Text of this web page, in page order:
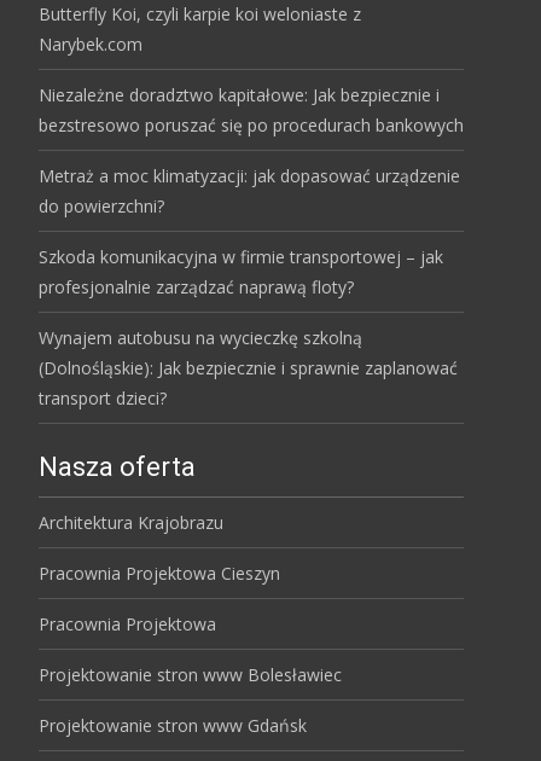
Butterfly Koi, czyli karpie koi weloniaste z
Narybek.com
Niezależne doradztwo kapitałowe: Jak bezpiecznie i
bezstresowo poruszać się po procedurach bankowych
Metraż a moc klimatyzacji: jak dopasować urządzenie
do powierzchni?
Szkoda komunikacyjna w firmie transportowej – jak
profesjonalnie zarządzać naprawą floty?
Wynajem autobusu na wycieczkę szkolną
(Dolnośląskie): Jak bezpiecznie i sprawnie zaplanować
transport dzieci?
Nasza oferta
Architektura Krajobrazu
Pracownia Projektowa Cieszyn
Pracownia Projektowa
Projektowanie stron www Bolesławiec
Projektowanie stron www Gdańsk